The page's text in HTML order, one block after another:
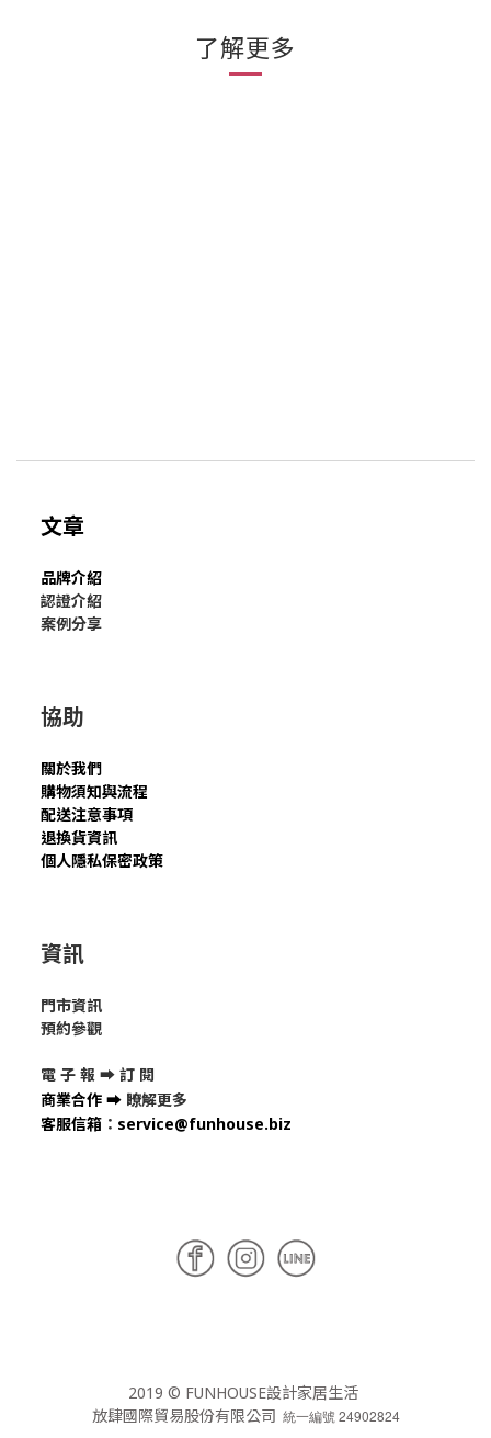
了解更多
文章
品牌介紹
認證介紹
案例分享
協助
關於我們
購物須知與流程
配送注意事項
退換貨資訊
個人隱私保密政策
資訊
門市資訊
預約參觀
電 子 報 ➡ 訂 閱
商業合作 ➡ 瞭解更多
客服信箱 ： service@funhouse.biz
2019 © FUNHOUSE設計家居生活
放肆國際貿易股份有限公司 統一編號 24902824